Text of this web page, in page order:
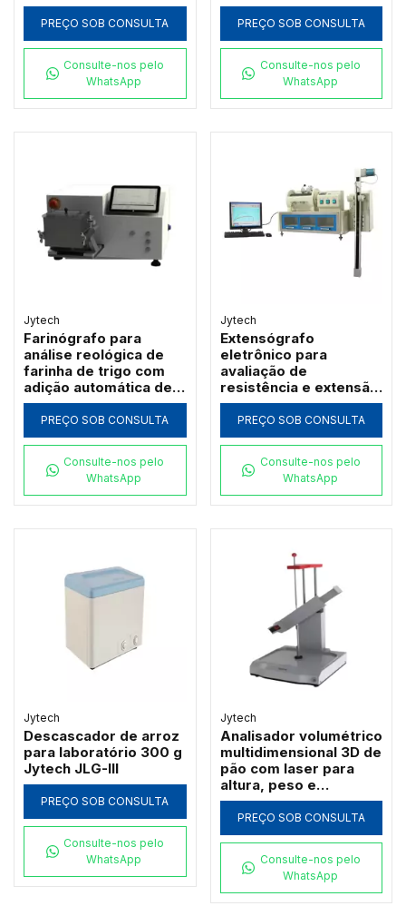
PREÇO SOB CONSULTA
Consulte-nos pelo
WhatsApp
PREÇO SOB CONSULTA
Consulte-nos pelo
WhatsApp
Jytech
Farinógrafo para
análise reológica de
farinha de trigo com
adição automática de
água Jytech PF-T
PREÇO SOB CONSULTA
Consulte-nos pelo
WhatsApp
Jytech
Extensógrafo
eletrônico para
avaliação de
resistência e extensão
da massa de farinha
Jytech JLSD
PREÇO SOB CONSULTA
Consulte-nos pelo
WhatsApp
Jytech
Descascador de arroz
para laboratório 300 g
Jytech JLG-III
PREÇO SOB CONSULTA
Consulte-nos pelo
WhatsApp
Jytech
Analisador volumétrico
multidimensional 3D de
pão com laser para
altura, peso e
densidade Jytech PV-X
PREÇO SOB CONSULTA
Consulte-nos pelo
WhatsApp